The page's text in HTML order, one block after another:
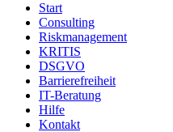
Start
Consulting
Riskmanagement
KRITIS
DSGVO
Barrierefreiheit
IT-Beratung
Hilfe
Kontakt